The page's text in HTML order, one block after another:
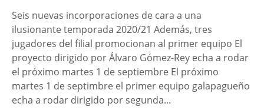
Seis nuevas incorporaciones de cara a una
ilusionante temporada 2020/21 Además, tres
jugadores del filial promocionan al primer equipo El
proyecto dirigido por Álvaro Gómez-Rey echa a rodar
el próximo martes 1 de septiembre El próximo
martes 1 de septimbre el primer equipo galapagueño
echa a rodar dirigido por segunda...